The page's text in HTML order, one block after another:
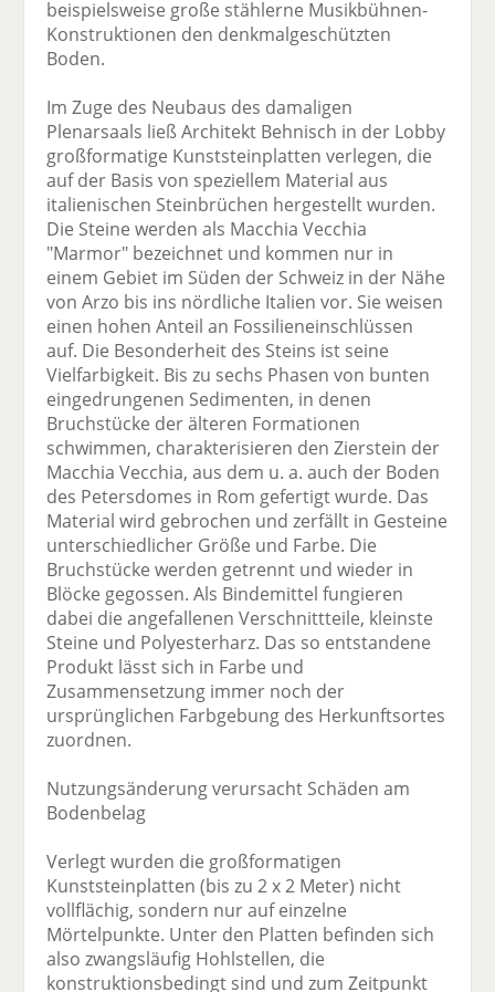
beispielsweise große stählerne Musikbühnen-
Konstruktionen den denkmalgeschützten
Boden.
Im Zuge des Neubaus des damaligen
Plenarsaals ließ Architekt Behnisch in der Lobby
großformatige Kunststeinplatten verlegen, die
auf der Basis von speziellem Material aus
italienischen Steinbrüchen hergestellt wurden.
Die Steine werden als Macchia Vecchia
"Marmor" bezeichnet und kommen nur in
einem Gebiet im Süden der Schweiz in der Nähe
von Arzo bis ins nördliche Italien vor. Sie weisen
einen hohen Anteil an Fossilieneinschlüssen
auf. Die Besonderheit des Steins ist seine
Vielfarbigkeit. Bis zu sechs Phasen von bunten
eingedrungenen Sedimenten, in denen
Bruchstücke der älteren Formationen
schwimmen, charakterisieren den Zierstein der
Macchia Vecchia, aus dem u. a. auch der Boden
des Petersdomes in Rom gefertigt wurde. Das
Material wird gebrochen und zerfällt in Gesteine
unterschiedlicher Größe und Farbe. Die
Bruchstücke werden getrennt und wieder in
Blöcke gegossen. Als Bindemittel fungieren
dabei die angefallenen Verschnittteile, kleinste
Steine und Polyesterharz. Das so entstandene
Produkt lässt sich in Farbe und
Zusammensetzung immer noch der
ursprünglichen Farbgebung des Herkunftsortes
zuordnen.
Nutzungsänderung verursacht Schäden am
Bodenbelag
Verlegt wurden die großformatigen
Kunststeinplatten (bis zu 2 x 2 Meter) nicht
vollflächig, sondern nur auf einzelne
Mörtelpunkte. Unter den Platten befinden sich
also zwangsläufig Hohlstellen, die
konstruktionsbedingt sind und zum Zeitpunkt